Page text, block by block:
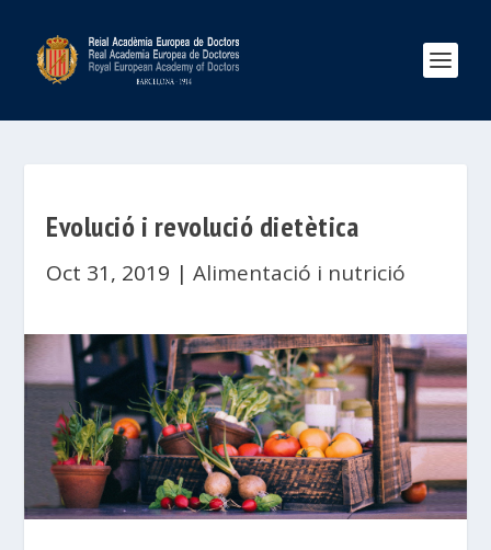
Evolució i revolució dietètica
Oct 31, 2019 |Alimentació i nutrició